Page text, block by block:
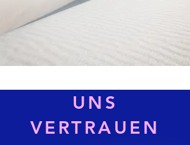
UNS
VERTRAUEN